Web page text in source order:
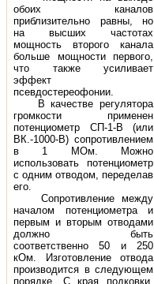
обоих каналов
приблизительно равны, но
на высших частотах
мощность второго канала
больше мощности первого,
что также усиливает
эффект
псевдостереофонии.
В качестве регулятора
громкости применен
потенциометр СП-1-В (или
ВК.-1000-В) сопротивлением
в 1 МОм. Можно
использовать потенциометр
с одним отводом, переделав
его.
Сопротивление между
началом потенциометра и
первым и вторым отводами
должно быть
соответственно 50 и 250
кОм. Изготовление отвода
производится в следующем
порядке. С края подковки,